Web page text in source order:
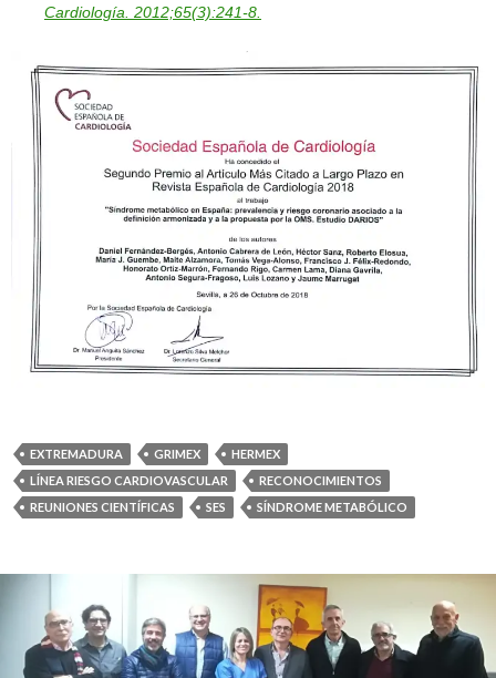
Cardiología. 2012;65(3):241-8.
EXTREMADURA GRIMEX
HERMEX
LÍNEA RIESGO CARDIOVASCULAR
RECONOCIMIENTOS
REUNIONES CIENTÍFICAS
SES SÍNDROME METABÓLICO